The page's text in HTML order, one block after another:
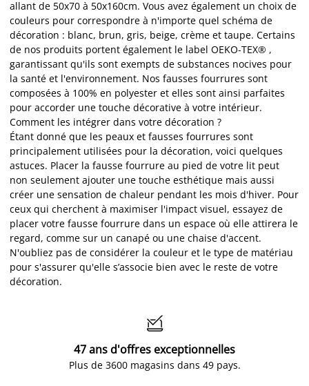
allant de 50x70 à 50x160cm. Vous avez également un choix de
couleurs pour correspondre à n'importe quel schéma de
décoration : blanc, brun, gris, beige, crème et taupe. Certains
de nos produits portent également le label OEKO-TEX® ,
garantissant qu'ils sont exempts de substances nocives pour
la santé et l'environnement. Nos fausses fourrures sont
composées à 100% en polyester et elles sont ainsi parfaites
pour accorder une touche décorative à votre intérieur.
Comment les intégrer dans votre décoration ?
Étant donné que les peaux et fausses fourrures sont
principalement utilisées pour la décoration, voici quelques
astuces. Placer la fausse fourrure au pied de votre lit peut
non seulement ajouter une touche esthétique mais aussi
créer une sensation de chaleur pendant les mois d'hiver. Pour
ceux qui cherchent à maximiser l'impact visuel, essayez de
placer votre fausse fourrure dans un espace où elle attirera le
regard, comme sur un canapé ou une chaise d'accent.
N'oubliez pas de considérer la couleur et le type de matériau
pour s'assurer qu'elle s’associe bien avec le reste de votre
décoration.

47 ans d'offres exceptionnelles
Plus de 3600 magasins dans 49 pays.